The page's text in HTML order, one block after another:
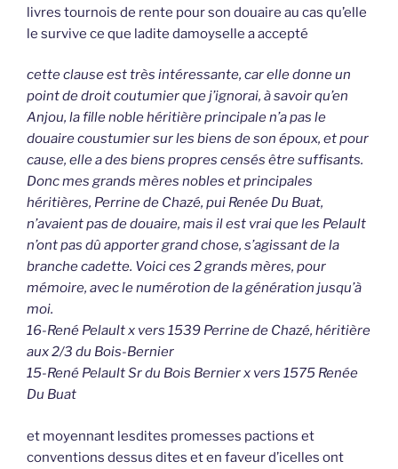
livres tournois de rente pour son douaire au cas qu’elle
le survive ce que ladite damoyselle a accepté
cette clause est très intéressante, car elle donne un
point de droit coutumier que j’ignorai, à savoir qu’en
Anjou, la fille noble héritière principale n’a pas le
douaire coustumier sur les biens de son époux, et pour
cause, elle a des biens propres censés être suffisants.
Donc mes grands mères nobles et principales
héritières, Perrine de Chazé, pui Renée Du Buat,
n’avaient pas de douaire, mais il est vrai que les Pelault
n’ont pas dû apporter grand chose, s’agissant de la
branche cadette. Voici ces 2 grands mères, pour
mémoire, avec le numérotion de la génération jusqu’à
moi.
16-René Pelault x vers 1539 Perrine de Chazé, héritière
aux 2/3 du Bois-Bernier
15-René Pelault Sr du Bois Bernier x vers 1575 Renée
Du Buat
et moyennant lesdites promesses pactions et
conventions dessus dites et en faveur d’icelles ont